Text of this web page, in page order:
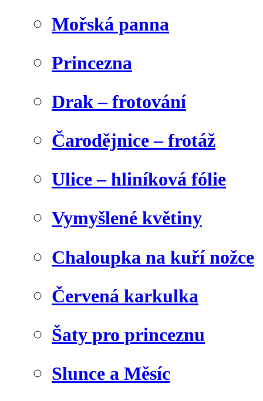
Mořská panna
Princezna
Drak – frotování
Čarodějnice – frotáž
Ulice – hliníková fólie
Vymyšlené květiny
Chaloupka na kuří nožce
Červená karkulka
Šaty pro princeznu
Slunce a Měsíc